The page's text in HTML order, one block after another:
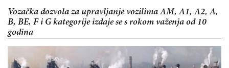
Vozačka dozvola za upravljanje vozilima AM, A1, A2, A,
B, BE, F i G kategorije izdaje se s rokom važenja od 10
godina